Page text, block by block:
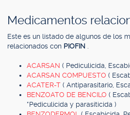
Medicamentos
Este es un listado de algunos de los
relacionados con PIOFIN
ACARSAN ( Pediculicida,
ACARSAN COMPUESTO (
ACATER-T ( Antiparasitario,
BENZOATO DE BENCILO (
*Pediculicida y parasiticida )